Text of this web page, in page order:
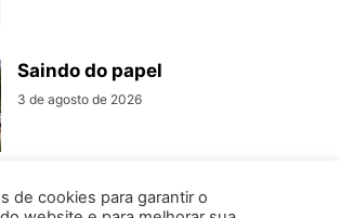
Saindo do papel
3 de agosto de 2026
de cookies para garantir o